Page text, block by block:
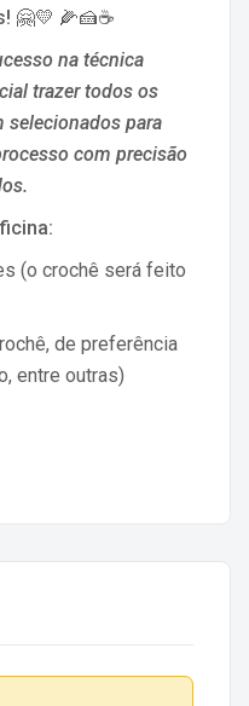
🤗💛 🌽🍰☕
na técnica
trazer todos os
selecionados para
com precisão
(o crochê será feito
de preferência
entre outras)